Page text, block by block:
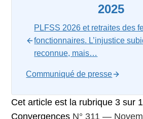
2025
PLFSS 2026 et retraites des
fonctionnaires. L’injustice
reconnue, mais…
Communiqué de presse
Cet article est la rubrique 3 sur
Convergences N° 311 —